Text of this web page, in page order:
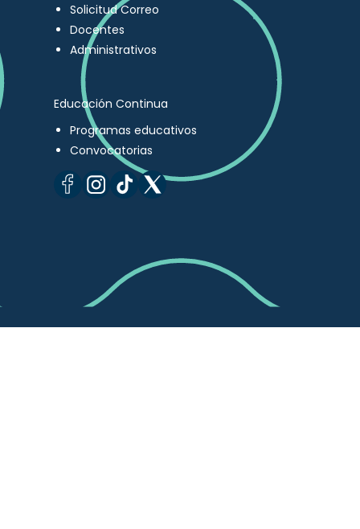
Solicitud Correo
Docentes
Administrativos
Educación Continua
Programas educativos
Convocatorias